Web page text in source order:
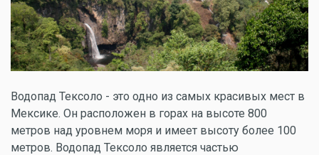
Водопад Тексоло - это одно из самых красивых мест в
Мексике. Он расположен в горах на высоте 800
метров над уровнем моря и имеет высоту более 100
метров. Водопад Тексоло является частью